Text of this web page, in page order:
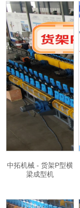
中拓机械 - 货架P型横
梁成型机